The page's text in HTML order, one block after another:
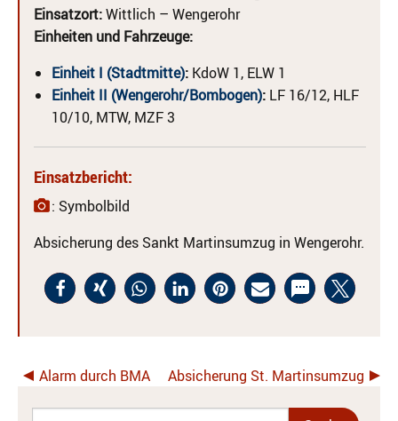
Einsatzort:Wittlich – Wengerohr
Einheiten und Fahrzeuge:
Einheit I (Stadtmitte): KdoW 1, ELW 1
Einheit II (Wengerohr/Bombogen): LF 16/12, HLF
10/10, MTW, MZF 3
Einsatzbericht:
: Symbolbild
Absicherung des Sankt Martinsumzug in Wengerohr.
Alarm durch BMA Absicherung St. Martinsumzug